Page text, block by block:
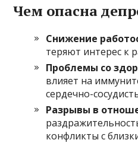
Чем опасна
Снижение
теряют интерес к
Проблемы со
влияет на
сердечно-
Разрывы в
конфликты с